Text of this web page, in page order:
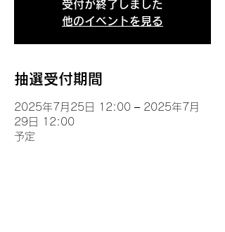
受付が終了しました
他のイベントを見る
抽選受付期間
2025年7月25日 12:00 – 2025年7月
29日 12:00
予定